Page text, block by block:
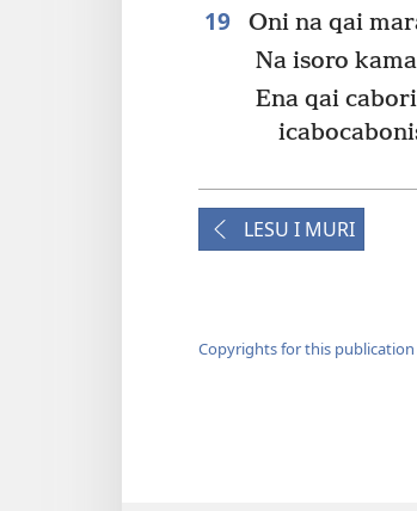
19
Oni na qai
Na isoro
Ena qai
LESU I MURI
Copyrights for this publication